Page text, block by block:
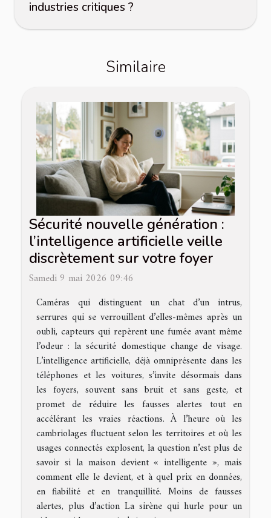
industries critiques ?
Similaire
Sécurité nouvelle génération :
l’intelligence artificielle veille
discrètement sur votre foyer
Samedi 9 mai 2026 09:46
Caméras qui distinguent un chat d’un intrus,
serrures qui se verrouillent d’elles-mêmes après un
oubli, capteurs qui repèrent une fumée avant même
l’odeur : la sécurité domestique change de visage.
L’intelligence artificielle, déjà omniprésente dans les
téléphones et les voitures, s’invite désormais dans
les foyers, souvent sans bruit et sans geste, et
promet de réduire les fausses alertes tout en
accélérant les vraies réactions. À l’heure où les
cambriolages fluctuent selon les territoires et où les
usages connectés explosent, la question n’est plus de
savoir si la maison devient « intelligente », mais
comment elle le devient, et à quel prix en données,
en fiabilité et en tranquillité. Moins de fausses
alertes, plus d’action La sirène qui hurle pour un